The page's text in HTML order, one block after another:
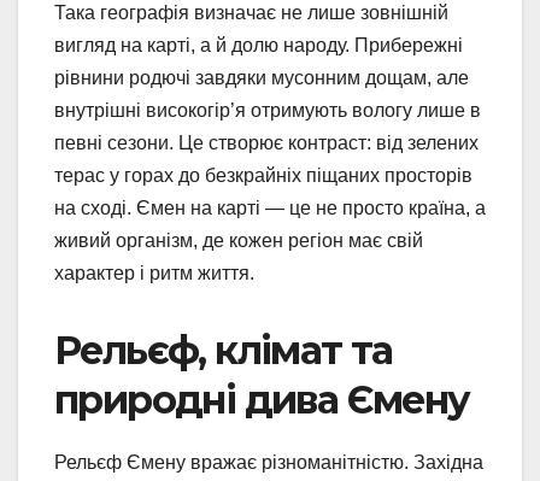
Така географія визначає не лише зовнішній
вигляд на карті, а й долю народу. Прибережні
рівнини родючі завдяки мусонним дощам, але
внутрішні високогір’я отримують вологу лише в
певні сезони. Це створює контраст: від зелених
терас у горах до безкрайніх піщаних просторів
на сході. Ємен на карті — це не просто країна, а
живий організм, де кожен регіон має свій
характер і ритм життя.
Рельєф, клімат та
природні дива Ємену
Рельєф Ємену вражає різноманітністю. Західна